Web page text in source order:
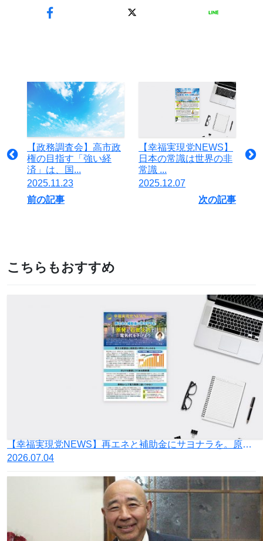
【政務調査会】高市政
権の目指す「強い経
済」は、国...
2025.11.23
前の記事
【幸福実現党NEWS】
日本の常識は世界の非
常識 ...
2025.12.07
次の記事
こちらもおすすめ
【幸福実現党NEWS】再エネと補助金にサヨナラを。原発と石炭火力で電気代を下げよう
2026.07.04